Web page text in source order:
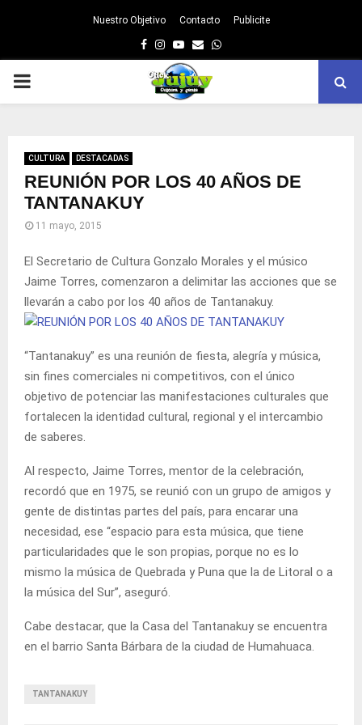
Nuestro Objetivo Contacto Publicite
Facebook
Instagram
Youtube
EmailWhatsapp
PRIMARY
CULTURA DESTACADAS
REUNIÓN POR LOS 40 AÑOS DE
TANTANAKUY
11 mayo, 2015
El Secretario de Cultura Gonzalo Morales y el músico
Jaime Torres, comenzaron a delimitar las acciones que se
llevarán a cabo por los 40 años de Tantanakuy.
“Tantanakuy” es una reunión de fiesta, alegría y música,
sin fines comerciales ni competitivos, con el único
objetivo de potenciar las manifestaciones culturales que
fortalecen la identidad cultural, regional y el intercambio
de saberes.
Al respecto, Jaime Torres, mentor de la celebración,
recordó que en 1975, se reunió con un grupo de amigos y
gente de distintas partes del país, para encarar una
necesidad, ese “espacio para esta música, que tiene
particularidades que le son propias, porque no es lo
mismo la música de Quebrada y Puna que la de Litoral o a
la música del Sur”, aseguró.
Cabe destacar, que la Casa del Tantanakuy se encuentra
en el barrio Santa Bárbara de la ciudad de Humahuaca.
TANTANAKUY